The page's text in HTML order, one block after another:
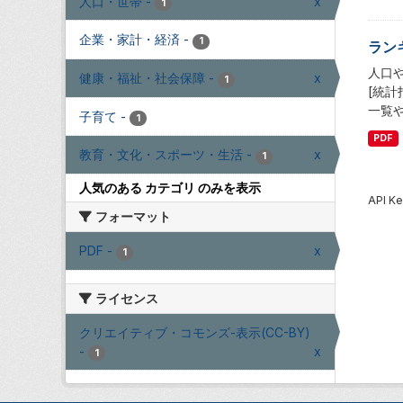
1
企業・家計・経済 - 1
健康・福祉・社会保障 - 1 x
子育て - 1
教育・文化・スポーツ・生活 - 1 x
人気のある カテゴリ のみを表示
フォーマット
PDF - 1 x
ライセンス
クリエイティブ・コモンズ-表示(CC-BY)
-
1 x
ラン
人口
[統計
一覧
PDF
API